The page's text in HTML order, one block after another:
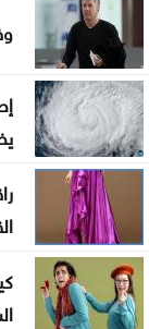
الحيصة:
خزينة الدولة
صورة تختصر
ذاكرة جامعة آل
حين لا يعود
السياسية؟